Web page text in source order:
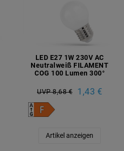
LED E27 1W 230V AC
Neutralweiß FILAMENT
COG 100 Lumen 300°
UVP 8,68 € 1,43 €
Artikel anzeigen